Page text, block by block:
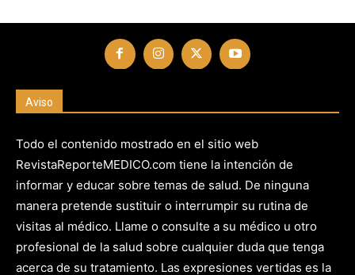
Aviso
Todo el contenido mostrado en el sitio web
RevistaReporteMEDICO.com tiene la intención de
informar y educar sobre temas de salud. De ninguna
manera pretende sustituir o interrumpir su rutina de
visitas al médico. Llame o consulte a su médico u otro
profesional de la salud sobre cualquier duda que tenga
acerca de su tratamiento. Las expresiones vertidas es la